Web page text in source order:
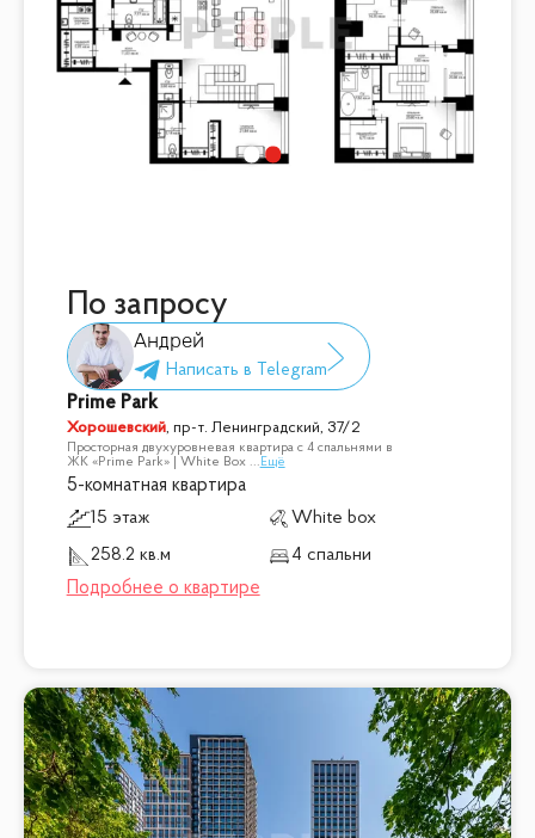
По запросу
Андрей
Prime Park
Хорошевский, пр-т. Ленинградский, 37/2
Просторная двухуровневая квартира с 4 спальнями в
ЖК «Prime Park» | White Box ... Ещё
5-комнатная квартира
15 этаж
White box
258.2 кв.м
4 спальни